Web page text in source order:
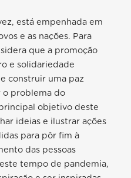
está empenhada em
e as nações. Para
que a promoção
e solidariedade
construir uma paz
o problema do
objetivo deste
ideias e ilustrar ações
para pôr fim à
das pessoas
tempo de pandemia,